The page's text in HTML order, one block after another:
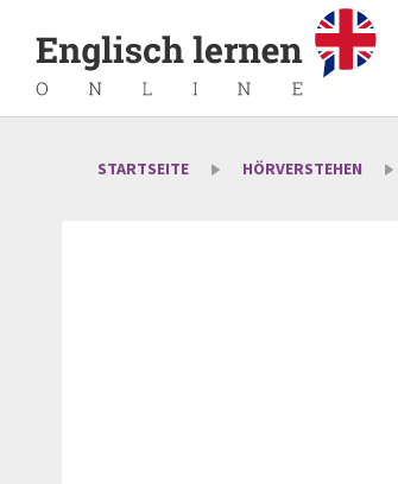
STARTSEITE HÖRVERSTEHEN